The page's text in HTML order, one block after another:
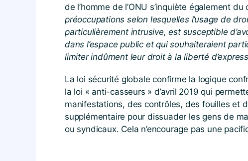
de l’homme de l’ONU s’inquiète également
préoccupations selon lesquelles l’usage de
particulièrement intrusive, est susceptible
dans l’espace public et qui souhaiteraient
limiter indûment leur droit à la liberté
La loi sécurité globale confirme la logique
la loi « anti-casseurs » d’avril 2019 qui
manifestations, des contrôles, des fouilles et
supplémentaire pour dissuader les gens de
ou syndicaux. Cela n’encourage pas une